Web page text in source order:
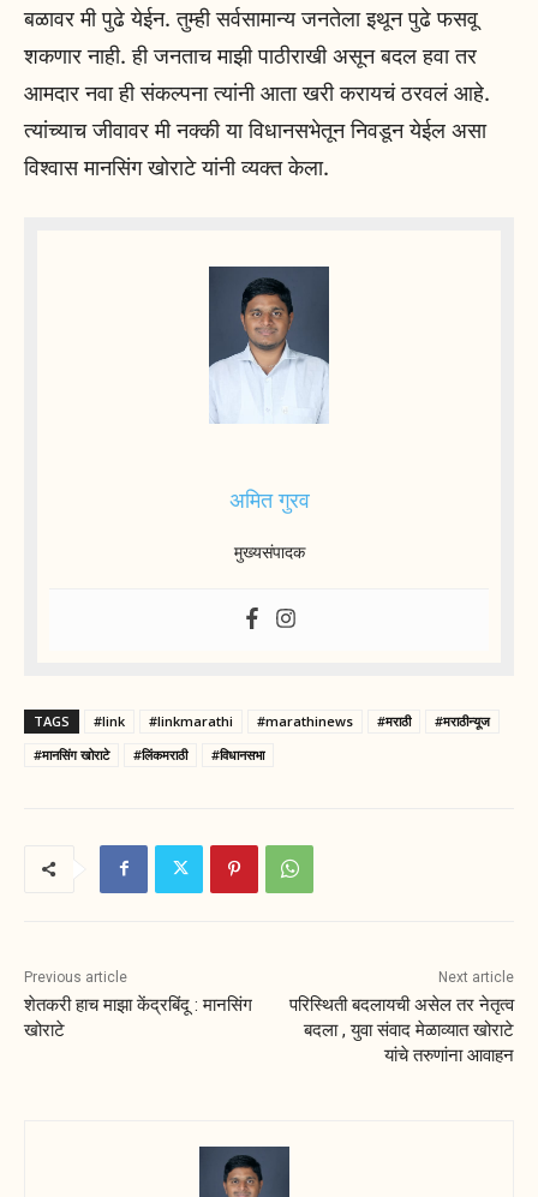
बळावर मी पुढे येईन. तुम्ही सर्वसामान्य जनतेला इथून पुढे फसवू
शकणार नाही. ही जनताच माझी पाठीराखी असून बदल हवा तर
आमदार नवा ही संकल्पना त्यांनी आता खरी करायचं ठरवलं आहे.
त्यांच्याच जीवावर मी नक्की या विधानसभेतून निवडून येईल असा
विश्वास मानसिंग खोराटे यांनी व्यक्त केला.
अमित गुरव
मुख्यसंपादक
TAGS #link #linkmarathi #marathinews #मराठी
#मराठीन्यूज
#मानसिंग खोराटे
#लिंकमराठी #विधानसभा
Previous article
शेतकरी हाच माझा केंद्रबिंदू : मानसिंग
खोराटे
Next article
परिस्थिती बदलायची असेल तर नेतृत्व
बदला , युवा संवाद मेळाव्यात खोराटे
यांचे तरुणांना आवाहन